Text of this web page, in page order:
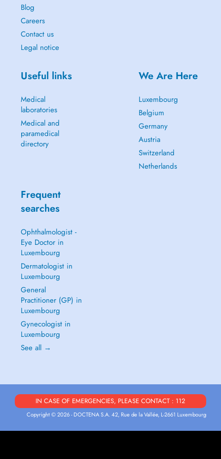
Blog
Careers
Contact us
Legal notice
Useful links
Medical
laboratories
Medical and
paramedical
directory
We Are Here
Luxembourg
Belgium
Germany
Austria
Switzerland
Netherlands
Frequent
searches
Ophthalmologist -
Eye Doctor in
Luxembourg
Dermatologist in
Luxembourg
General
Practitioner (GP) in
Luxembourg
Gynecologist in
Luxembourg
See all →
IN CASE OF EMERGENCIES, PLEASE CONTACT : 112
Copyright © 2026 - DOCTENA S.A. 42, Rue de la Vallée, L-2661 Luxembourg